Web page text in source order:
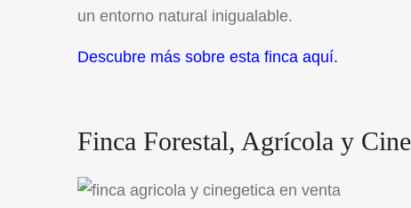
un entorno natural inigualable.
Descubre más sobre esta finca aquí.
Finca Forestal, Agrícola y